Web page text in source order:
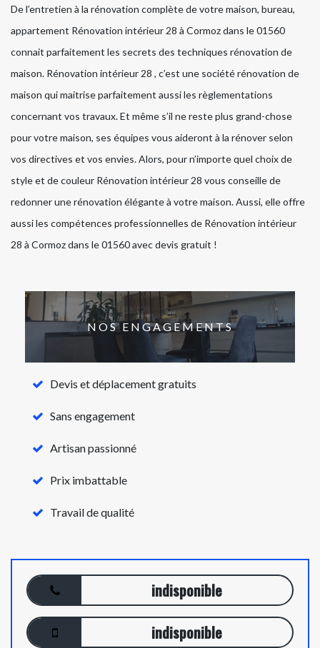
De l’entretien à la rénovation complète de votre maison, bureau,
appartement Rénovation intérieur 28 à Cormoz dans le 01560
connait parfaitement les secrets des techniques rénovation de
maison. Rénovation intérieur 28 , c’est une société rénovation de
maison qui maitrise parfaitement aussi les règlementations
concernant vos travaux. Et même s’il ne reste plus grand-chose
pour votre maison, ses équipes vous aideront à la rénover selon
vos directives et vos envies. Alors, pour n’importe quel choix de
style et de couleur Rénovation intérieur 28 vous conseille de
redonner une rénovation élégante à votre maison. Aussi, elle offre
aussi les compétences professionnelles de Rénovation intérieur
28 à Cormoz dans le 01560 avec devis gratuit !
NOS ENGAGEMENTS
Devis et déplacement gratuits
Sans engagement
Artisan passionné
Prix imbattable
Travail de qualité
indisponible
indisponible